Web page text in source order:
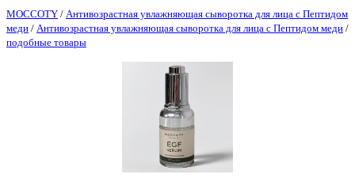
MOCCOTY / Антивозрастная увлажняющая сыворотка для лица с Пептидом
меди / Антивозрастная увлажняющая сыворотка для лица с Пептидом меди /
подобные товары